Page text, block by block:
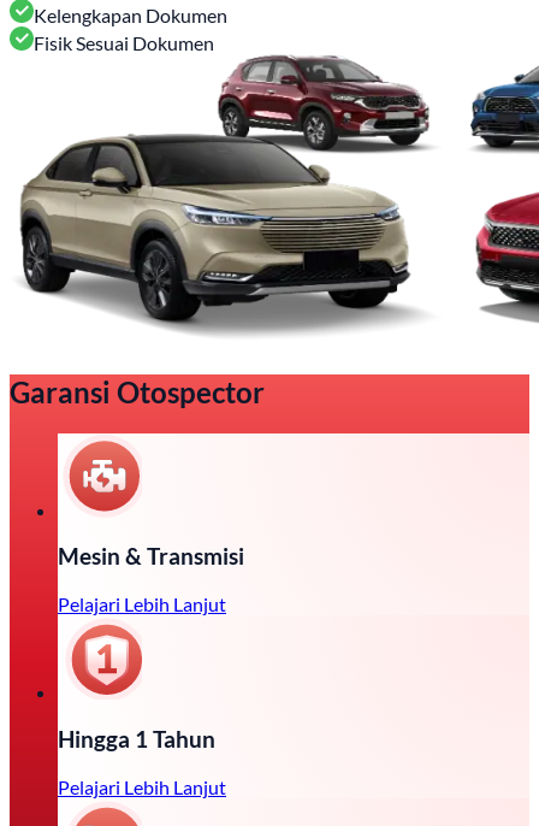
Kelengkapan Dokumen
Fisik Sesuai Dokumen
Garansi Otospector
Mesin & Transmisi
Pelajari Lebih Lanjut
Hingga 1 Tahun
Pelajari Lebih Lanjut